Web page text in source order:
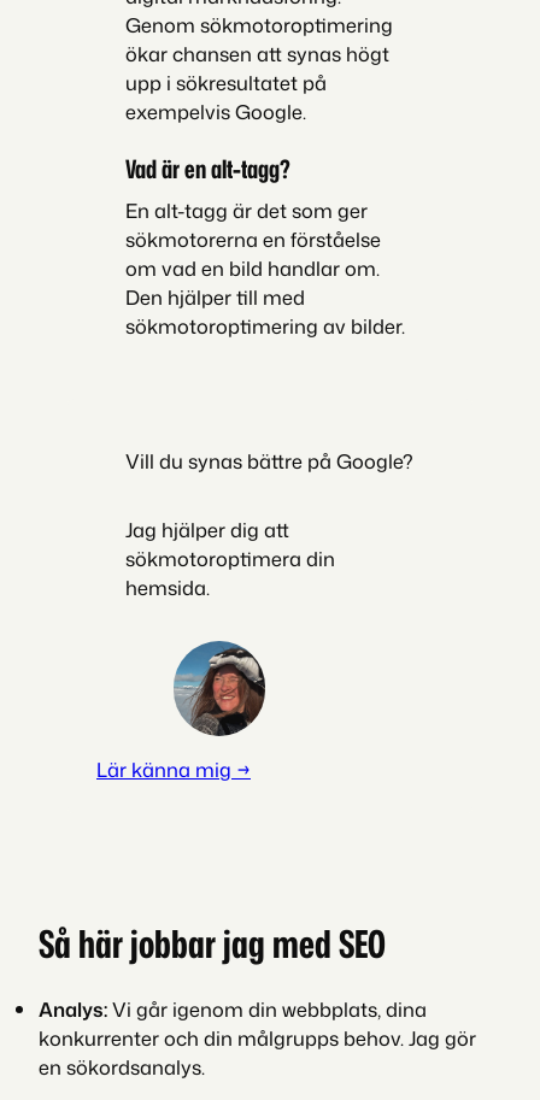
Genom sökmotoroptimering
ökar chansen att synas högt
upp i sökresultatet på
exempelvis Google.
Vad är en alt-tagg?
En alt-tagg är det som ger
sökmotorerna en förståelse
om vad en bild handlar om.
Den hjälper till med
sökmotoroptimering av bilder.
Vill du synas bättre på Google?
Jag hjälper dig att
sökmotoroptimera din
hemsida.
Lär känna mig →
Så här jobbar jag med SEO
Analys:Vi går igenom din webbplats, dina
konkurrenter och din målgrupps behov. Jag gör
en sökordsanalys.